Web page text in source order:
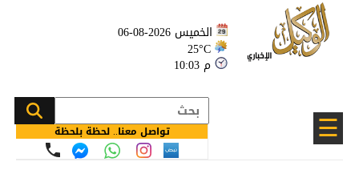
الخميس 2026-08-06
25°C
10:03 م
☰ تواصل معنا.. لحظة بلحظة